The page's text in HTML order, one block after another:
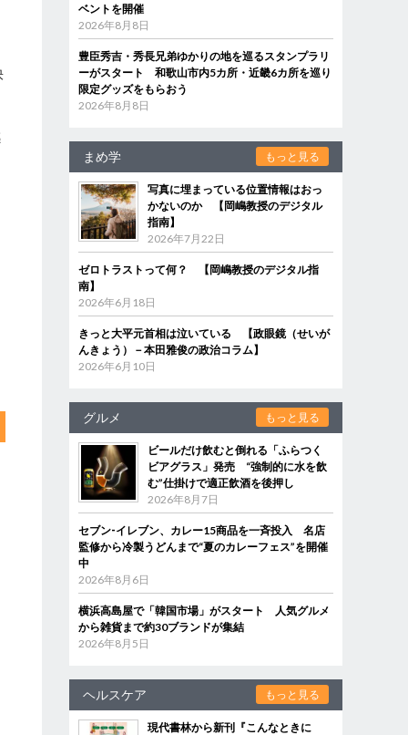
ベントを開催
2026年8月8日
豊臣秀吉・秀長兄弟ゆかりの地を巡るスタンプラリ
ーがスタート 和歌山市内5カ所・近畿6カ所を巡り
限定グッズをもらおう
2026年8月8日
まめ学 もっと見る
写真に埋まっている位置情報はおっ
かないのか 【岡嶋教授のデジタル
指南】
2026年7月22日
ゼロトラストって何？ 【岡嶋教授のデジタル指
南】
2026年6月18日
きっと大平元首相は泣いている 【政眼鏡（せいが
んきょう）－本田雅俊の政治コラム】
2026年6月10日
グルメ もっと見る
ビールだけ飲むと倒れる「ふらつく
ビアグラス」発売 “強制的に水を飲
む”仕掛けで適正飲酒を後押し
2026年8月7日
セブン‐イレブン、カレー15商品を一斉投入 名店
監修から冷製うどんまで“夏のカレーフェス”を開催
中
2026年8月6日
横浜高島屋で「韓国市場」がスタート 人気グルメ
から雑貨まで約30ブランドが集結
2026年8月5日
ヘルスケア もっと見る
現代書林から新刊『こんなときに